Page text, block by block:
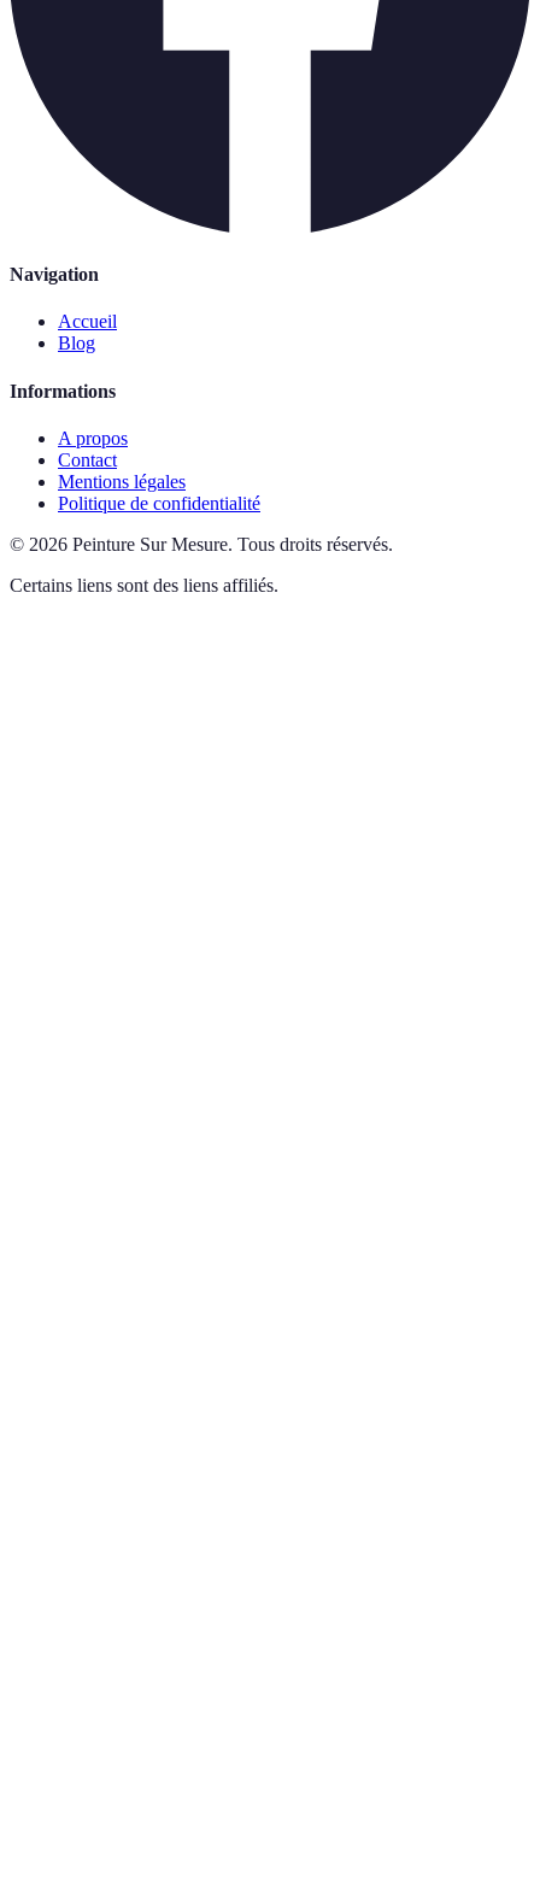
Navigation
Accueil
Blog
Informations
A propos
Contact
Mentions légales
Politique de confidentialité
© 2026 Peinture Sur Mesure. Tous droits réservés.
Certains liens sont des liens affiliés.